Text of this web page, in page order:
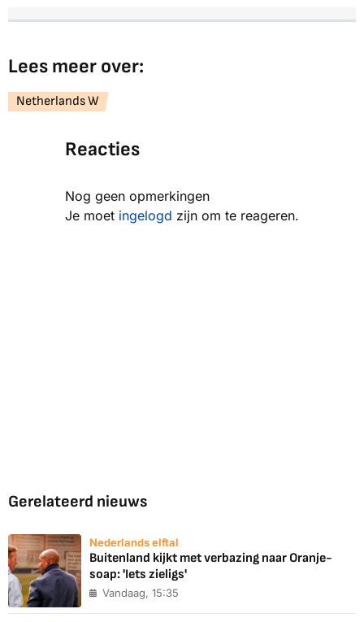
Lees meer over:
Netherlands W
Reacties
Nog geen opmerkingen
Je moet ingelogd zijn om te reageren.
Gerelateerd nieuws
Nederlands elftal
Buitenland kijkt met verbazing naar Oranje-
soap: 'Iets zieligs'
Vandaag, 15:35